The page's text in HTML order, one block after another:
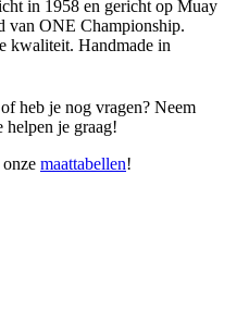
in 1958 en gericht op Muay
ONE Championship.
kwaliteit. Handmade in
heb je nog vragen? Neem
helpen je graag!
maattabellen!